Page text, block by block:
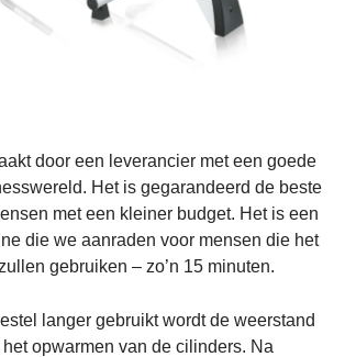
door een leverancier met een goede
Het is gegarandeerd de beste
met een kleiner budget. Het is een
die we aanraden voor mensen die het
gebruiken – zo’n 15 minuten.
langer gebruikt wordt de weerstand
opwarmen van de cilinders. Na